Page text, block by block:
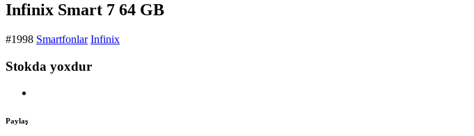
Infinix Smart 7 64 GB
#1998 Smartfonlar Infinix
Stokda yoxdur
Paylaş